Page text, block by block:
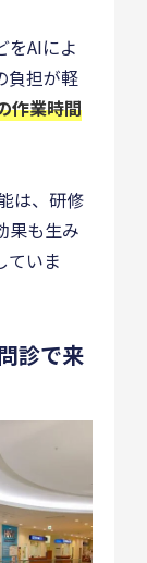
をAIによ
負担が軽
作業時間
は、研修
果も生み
ていま
診で来